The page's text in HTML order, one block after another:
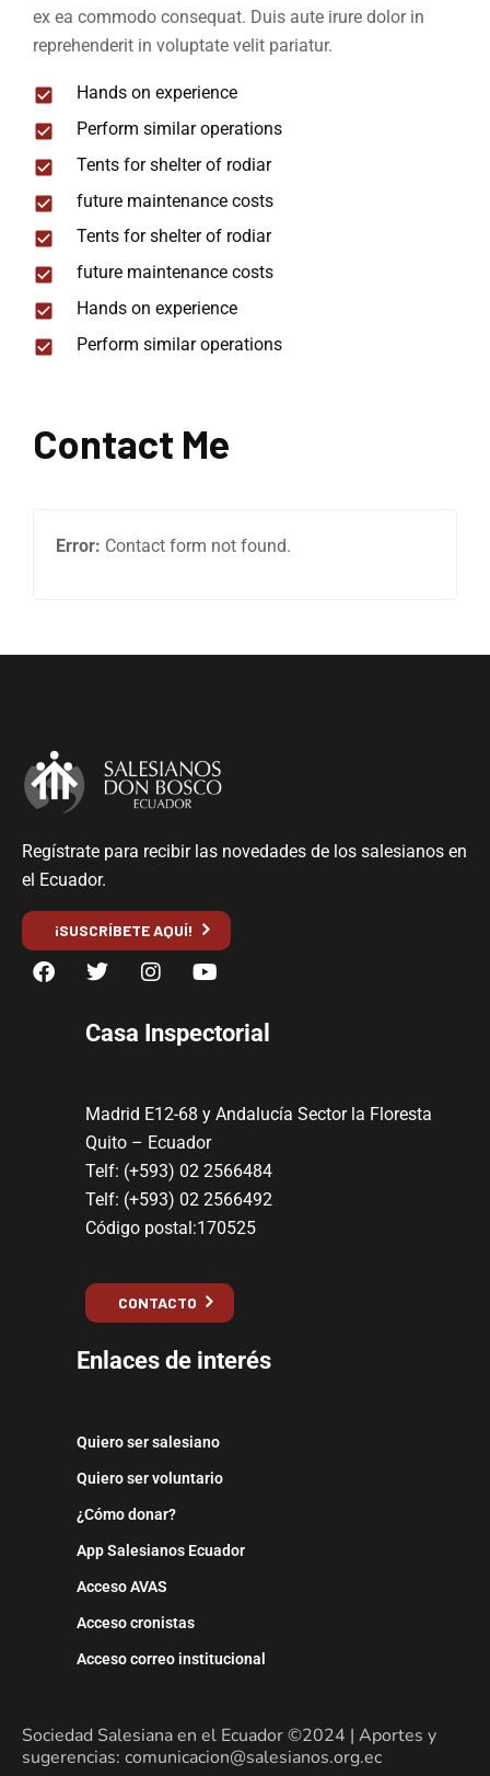
ex ea commodo consequat. Duis aute irure dolor in
reprehenderit in voluptate velit pariatur.
Hands on experience
Perform similar operations
Tents for shelter of rodiar
future maintenance costs
Tents for shelter of rodiar
future maintenance costs
Hands on experience
Perform similar operations
Contact Me
Error: Contact form not found.
Regístrate para recibir las novedades de los salesianos en
el Ecuador.
¡SUSCRÍBETE AQUÍ!
Casa Inspectorial
Madrid E12-68 y Andalucía Sector la Floresta
Quito – Ecuador
Telf: (+593) 02 2566484
Telf: (+593) 02 2566492
Código postal:170525
CONTACTO
Enlaces de interés
Quiero ser salesiano
Quiero ser voluntario
¿Cómo donar?
App Salesianos Ecuador
Acceso AVAS
Acceso cronistas
Acceso correo institucional
Sociedad Salesiana en el Ecuador ©2024 | Aportes y
sugerencias: comunicacion@salesianos.org.ec